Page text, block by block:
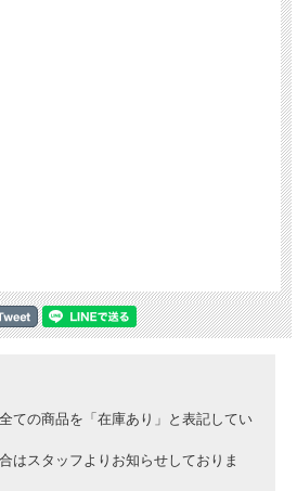
ての商品を「在庫あり」と表記してい
はスタッフよりお知らせしておりま